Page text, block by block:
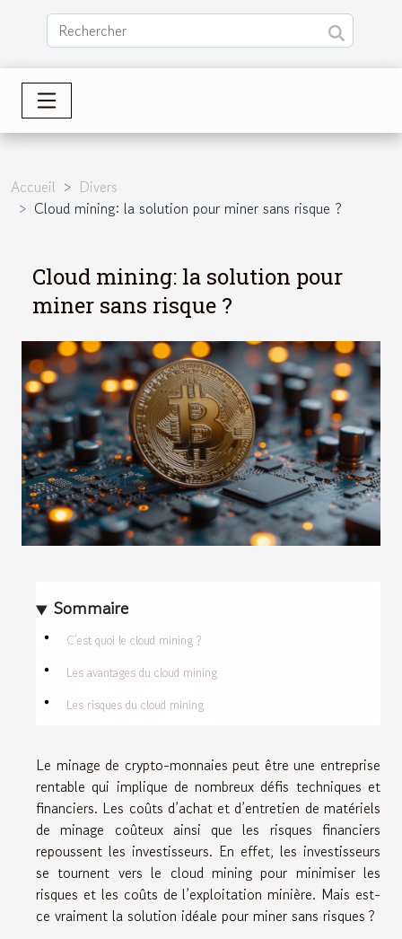
Accueil
Divers
Cloud mining: la solution pour miner sans risque ?
Cloud mining: la solution pour
miner sans risque ?
Sommaire
C’est quoi le cloud mining ?
Les avantages du cloud mining
Les risques du cloud mining
Le minage de crypto-monnaies peut être une entreprise
rentable qui implique de nombreux défis techniques et
financiers. Les coûts d’achat et d’entretien de matériels
de minage coûteux ainsi que les risques financiers
repoussent les investisseurs. En effet, les investisseurs
se tournent vers le cloud mining pour minimiser les
risques et les coûts de l’exploitation minière. Mais est-
ce vraiment la solution idéale pour miner sans risques ?